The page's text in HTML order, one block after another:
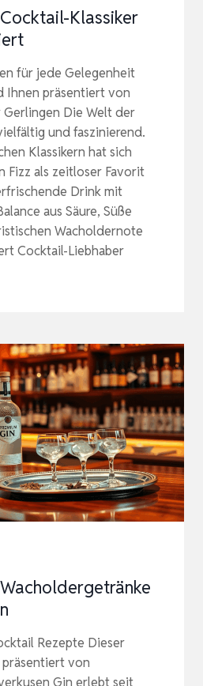
Klassiker
für jede Gelegenheit
Ihnen präsentiert von
Die Welt der
und faszinierend.
Klassikern hat sich
Fizz als zeitloser Favorit
Drink mit
aus Säure, Süße
Wacholdernote
Cocktail-Liebhaber
Rezepte Dieser
von
Gin erlebt seit